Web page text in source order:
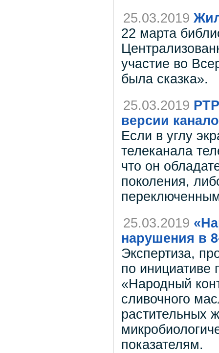
25.03.2019
22 марта
участие во
была сказка».
25.03.2019
версии
Если в углу
телеканала
что он
поколения,
25.03.2019
нарушения в
Экспертиза,
по инициативе
«Народный
сливочного
растительных
показателям.